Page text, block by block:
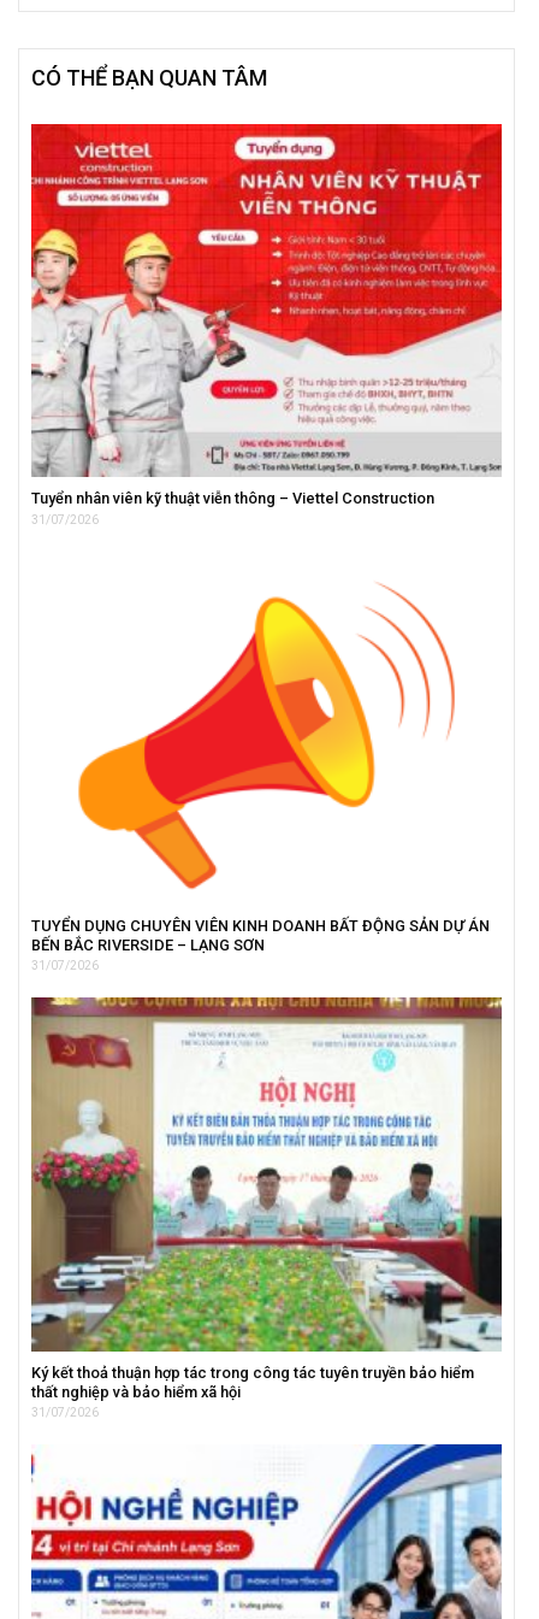
CÓ THỂ BẠN QUAN TÂM
Tuyển nhân viên kỹ thuật viễn thông – Viettel Construction
31/07/2026
TUYỂN DỤNG CHUYÊN VIÊN KINH DOANH BẤT ĐỘNG SẢN DỰ ÁN
BẾN BẮC RIVERSIDE – LẠNG SƠN
31/07/2026
Ký kết thoả thuận hợp tác trong công tác tuyên truyền bảo hiểm
thất nghiệp và bảo hiểm xã hội
31/07/2026